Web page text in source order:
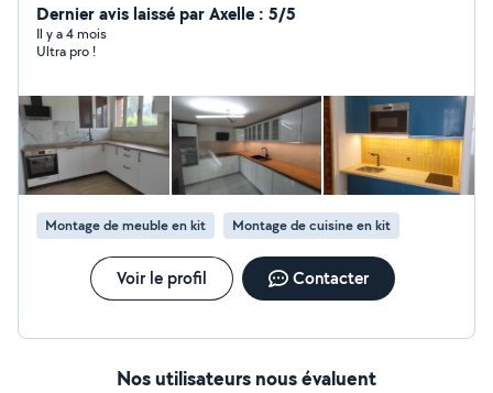
mon savoir-faire au service de vos besoins du quotidien.
Je peux intervenir notamment pour : Montage et
démontage de meubles Fixation d'étagères, cadres,
poignées, joints, etc.) Remplacement de luminaires et
accessoires Travaux de finition et petits dépannages
Habitué à travailler chez des particuliers, je veille à
réaliser un travail propre, soigné et durable, en
respectant votre logement et les délais convenus. Je
suis équipé de mes propres outils et reste disponible
pour étudier toute demande de petits travaux selon vos
besoins. Cordialement
Dernier avis laissé par Axelle : 5/5
Il y a 4 mois
Ultra pro !
Montage de meuble en kit Montage de cuisine en kit
Voir le profil Contacter
Nos utilisateurs nous évaluent